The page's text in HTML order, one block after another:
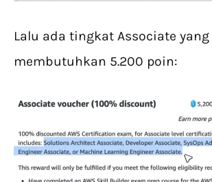
Lalu ada tingkat Associate yang
membutuhkan 5.200 poin: